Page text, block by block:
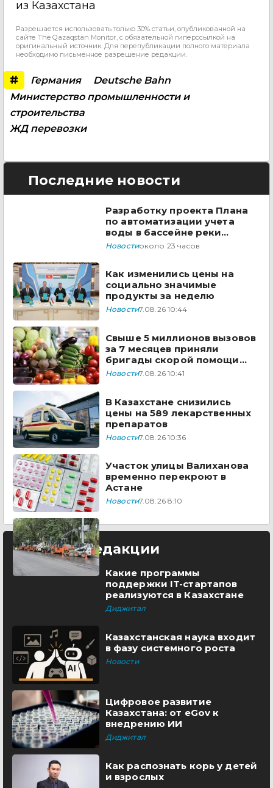
из Казахстана
Разрешается использовать только 30% статьи, опубликованной на
сайте The Qazaqstan Monitor, с обязательной гиперссылкой на
оригинальный источник. Для перепубликации полного материала
необходимо письменное разрешение редакции.
# Германия
Deutsche Bahn
Министерство промышленности и
строительства
ЖД перевозки
Последние новости
Разработку проекта Плана
по автоматизации учета
воды в бассейне реки
Сырдарья одобрили
Новостиоколо 23 часов
Как изменились цены на
социально значимые
продукты за неделю
Новости7.08.26 10:44
Свыше 5 миллионов вызовов
за 7 месяцев приняли
бригады скорой помощи
Казахстана
Новости7.08.26 10:41
В Казахстане снизились
цены на 589 лекарственных
препаратов
Новости7.08.26 10:36
Участок улицы Валиханова
временно перекроют в
Астане
Новости7.08.26 8:10
Выбор редакции
Какие программы
поддержки IT-стартапов
реализуются в Казахстане
Диджитал
Казахстанская наука входит
в фазу системного роста
Новости
Цифровое развитие
Казахстана: от eGov к
внедрению ИИ
Диджитал
Как распознать корь у детей
и взрослых